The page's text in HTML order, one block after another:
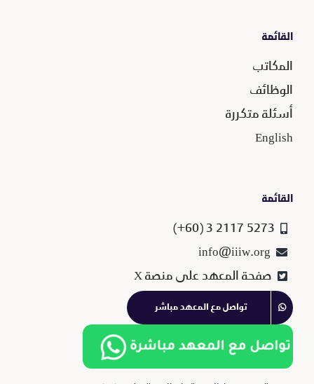
القائمة
المكاتب
الوظائف
أسئلة متكررة
English
القائمة
5273 2117 3 (60+)
info@iiiw.org
صفحة المعهد على منصة X
تواصل مع المعهد مباشر